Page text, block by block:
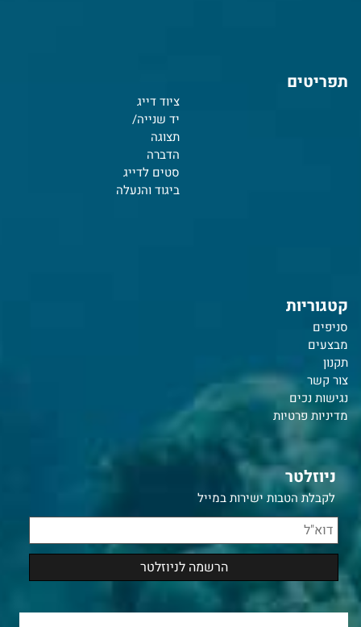
תפריטים
ציוד דייג
יד שנייה/
תצוגה
הדברה
סטים לדייג
ביגוד והנעלה
קטגוריות
סניפים
מבצעים
תקנון
צור קשר
נגישות נכים
מדיניות פרטיות
ניוזלטר
לקבלת הטבות ישירות במייל